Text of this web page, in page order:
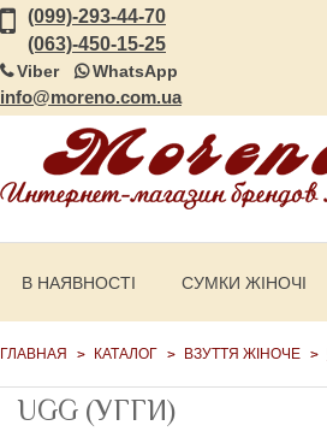
(099)-293-44-70
(063)-450-15-25
Viber WhatsApp
info@moreno.com.ua
В НАЯВНОСТІ СУМКИ ЖІНОЧІ
ГЛАВНАЯ КАТАЛОГ ВЗУТТЯ ЖІНОЧЕ
UGG (УГГИ)